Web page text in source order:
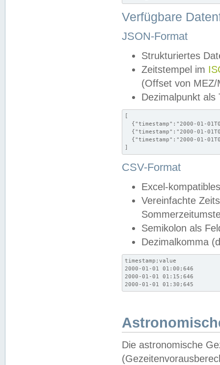
Verfügbare
JSON-Format
Strukturiertes
Zeitstempel im
(Offset von MEZ/
Dezimalpunkt als
[
{"timestamp":"2000-01-
{"timestamp":"2000-01-
{"timestamp":"2000-01-
]
CSV-Format
Excel-
Vereinfachte
Semikolon als
Dezimalkomma
timestamp;value
2000-01-01 01:00;646
2000-01-01 01:15;646
2000-01-01 01:30;645
Die astronomische